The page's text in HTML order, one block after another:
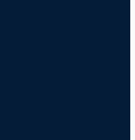
ー、SDK、リソースに